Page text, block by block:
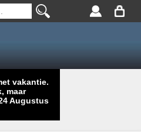
vakantie.
maar
Augustus